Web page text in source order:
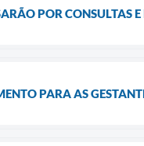
POR CONSULTAS
PARA AS